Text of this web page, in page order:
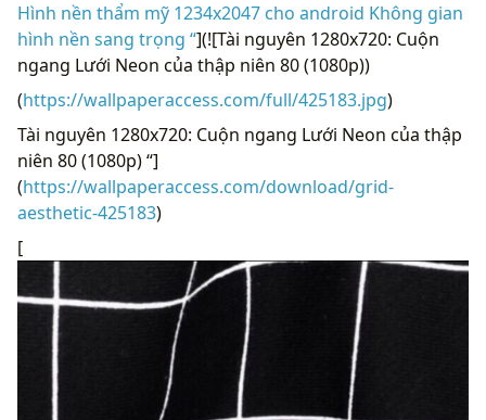
Hình nền thẩm mỹ 1234x2047 cho android Không gian
hình nền sang trọng “](![Tài nguyên 1280x720: Cuộn
ngang Lưới Neon của thập niên 80 (1080p))
(https://wallpaperaccess.com/full/425183.jpg)
Tài nguyên 1280x720: Cuộn ngang Lưới Neon của thập
niên 80 (1080p) “]
(https://wallpaperaccess.com/download/grid-
aesthetic-425183)
[